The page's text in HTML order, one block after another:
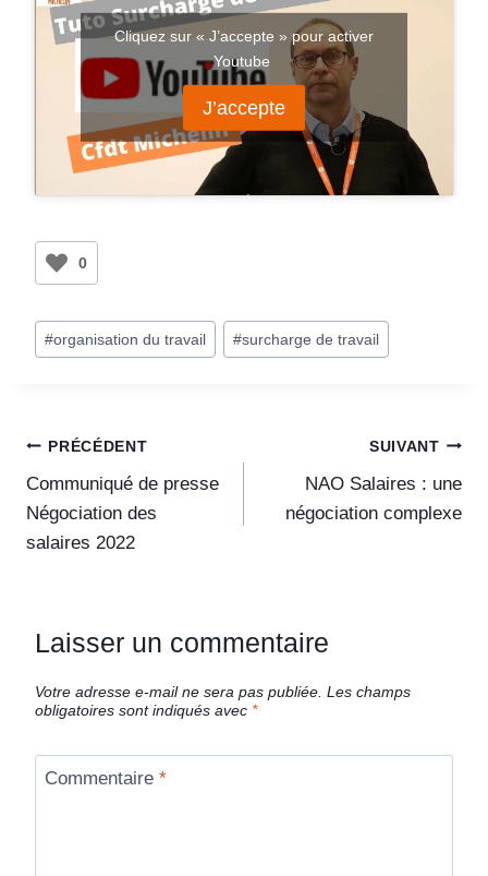
Cliquez sur « J’accepte » pour activer
Youtube
J’accepte
0
#organisation du travail #surcharge de travail
PRÉCÉDENT
Communiqué de presse
Négociation des
salaires 2022
SUIVANT
NAO Salaires : une
négociation complexe
Laisser un commentaire
Votre adresse e-mail ne sera pas publiée. Les champs
obligatoires sont indiqués avec *
Commentaire *